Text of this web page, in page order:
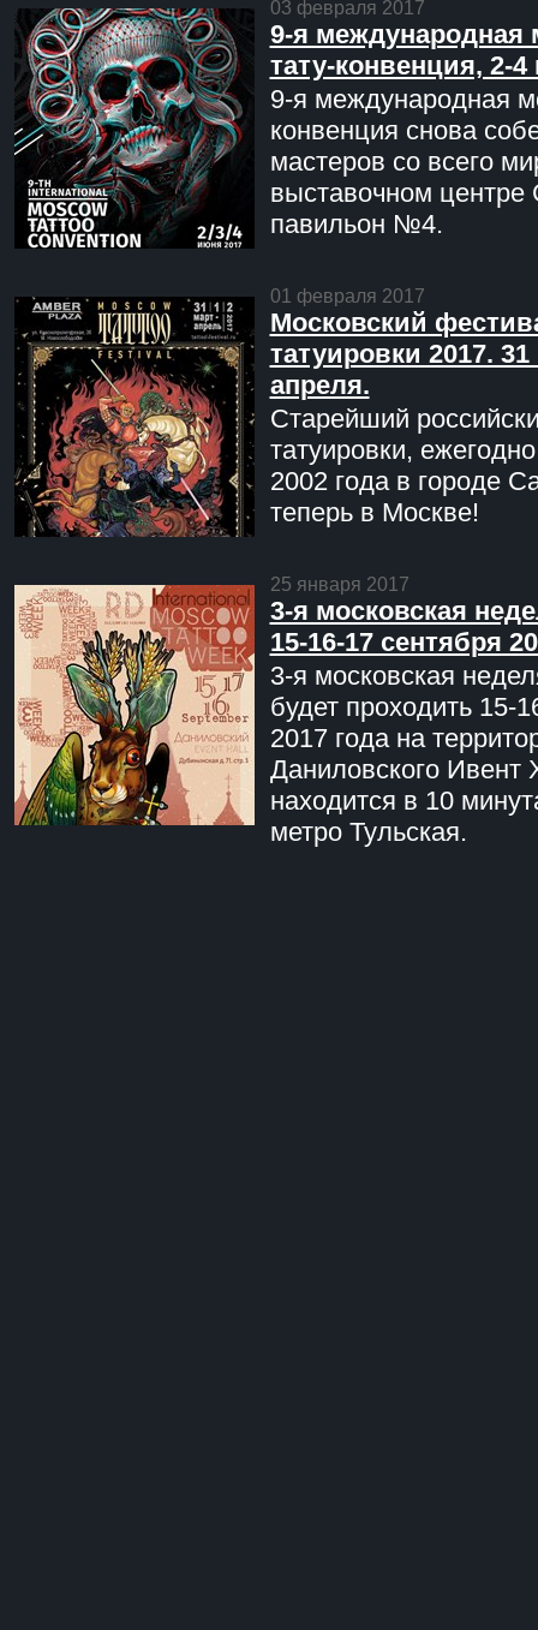
03 февраля 2017
9-я международная
тату-конвенция, 2-
9-я международная
конвенция снова
мастеров со всего
выставочном центре
павильон №4.
01 февраля 2017
Московский
татуировки 2017. 31
апреля.
Старейший
татуировки,
2002 года в городе
теперь в Москве!
25 января 2017
3-я московская
15-16-17 сентября
3-я московская
будет проходить 15-
2017 года на
Даниловского Ивент
находится в 10
метро Тульская.